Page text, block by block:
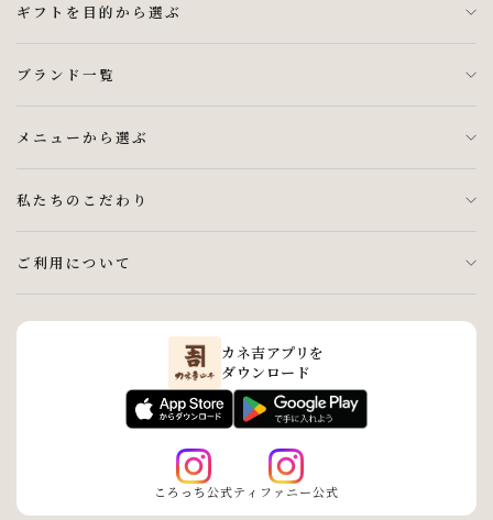
ギフトを目的から選ぶ
ブランド一覧
メニューから選ぶ
私たちのこだわり
ご利用について
カネ吉アプリを
ダウンロード
ころっち公式ティファニー公式